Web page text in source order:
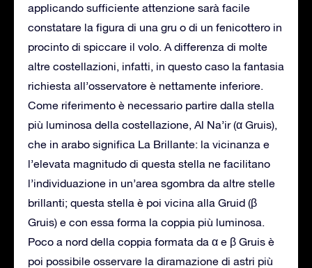
applicando sufficiente attenzione sarà facile
constatare la figura di una gru o di un fenicottero in
procinto di spiccare il volo. A differenza di molte
altre costellazioni, infatti, in questo caso la fantasia
richiesta all’osservatore è nettamente inferiore.
Come riferimento è necessario partire dalla stella
più luminosa della costellazione, Al Na’ir (α Gruis),
che in arabo significa La Brillante: la vicinanza e
l’elevata magnitudo di questa stella ne facilitano
l’individuazione in un’area sgombra da altre stelle
brillanti; questa stella è poi vicina alla Gruid (β
Gruis) e con essa forma la coppia più luminosa.
Poco a nord della coppia formata da α e β Gruis è
poi possibile osservare la diramazione di astri più